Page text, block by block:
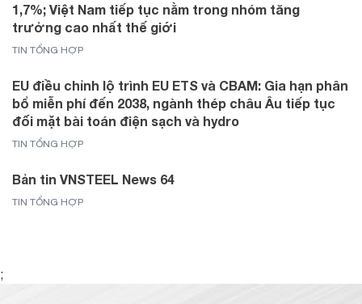
1,7%; Việt Nam tiếp tục nằm trong nhóm tăng
trưởng cao nhất thế giới
TIN TỔNG HỢP
EU điều chỉnh lộ trình EU ETS và CBAM: Gia hạn phân
bổ miễn phí đến 2038, ngành thép châu Âu tiếp tục
đối mặt bài toán điện sạch và hydro
TIN TỔNG HỢP
Bản tin VNSTEEL News 64
TIN TỔNG HỢP
;